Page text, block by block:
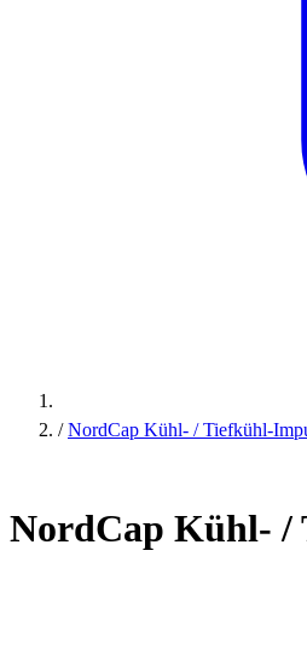
/ NordCap Kühl- / Tiefkühl-
NordCap Kühl- /